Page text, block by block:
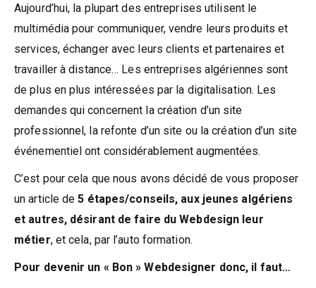
Aujourd’hui, la plupart des entreprises utilisent le
multimédia pour communiquer, vendre leurs produits et
services, échanger avec leurs clients et partenaires et
travailler à distance… Les entreprises algériennes sont
de plus en plus intéressées par la digitalisation. Les
demandes qui concernent la création d’un site
professionnel, la refonte d’un site ou la création d’un site
événementiel ont considérablement augmentées.
C’est pour cela que nous avons décidé de vous proposer
un article de5 étapes/conseils, aux jeunes algériens
et autres, désirant de faire du Webdesign leur
métier, et cela, par l’auto formation.
Pour devenir un « Bon » Webdesigner donc, il faut…